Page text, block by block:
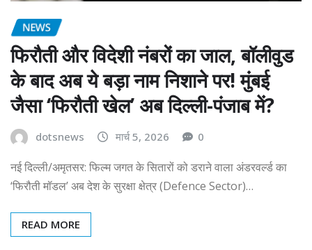
NEWS
फिरौती और विदेशी नंबरों का जाल, बॉलीवुड
के बाद अब ये बड़ा नाम निशाने पर! मुंबई
जैसा ‘फिरौती खेल’ अब दिल्ली-पंजाब में?
dotsnews मार्च 5, 2026 0
नई दिल्ली/अमृतसर: फिल्म जगत के सितारों को डराने वाला अंडरवर्ल्ड का
‘फिरौती मॉडल’ अब देश के सुरक्षा क्षेत्र (Defence Sector)…
READ MORE